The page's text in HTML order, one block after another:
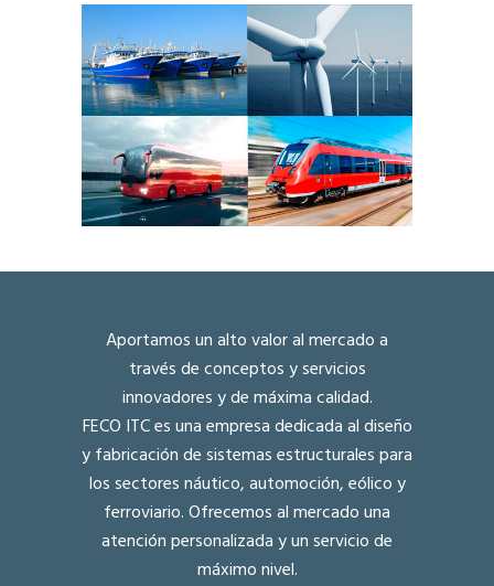
Aportamos un alto valor al mercado a
través de conceptos y servicios
innovadores y de máxima calidad.
FECO ITC es una empresa dedicada al diseño
y fabricación de sistemas estructurales para
los sectores náutico, automoción, eólico y
ferroviario. Ofrecemos al mercado una
atención personalizada y un servicio de
máximo nivel.